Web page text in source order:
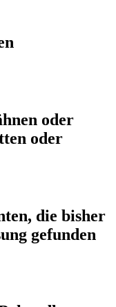
oder
oder
die bisher
gefunden